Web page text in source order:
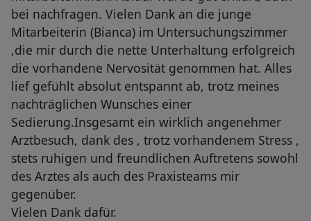
bei nachfragen. Vielen Dank an die junge
Mitarbeiterin (Bianca) im Untersuchungszimmer
,die mir durch die nette Unterhaltung erfolgreich
die vorhandene Nervosität genommen hat. Alles
lief gefühlt absolut entspannt ab, trotz meines
nachträglichen Wunsches einer
Sedierung.Insgesamt ein wirklich angenehmer
Arztbesuch, dank des , trotz vorhandenem Stress ,
stets ruhigen und freundlichen Auftretens sowohl
des Arztes als auch des Praxisteams mir
gegenüber.
Vielen Dank dafür.